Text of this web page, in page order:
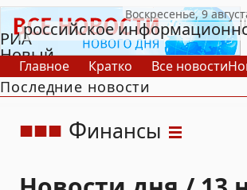
РИА
Новый
День
российское
Главное Кратко Все новости
В России
В мире
Последние новости
Финансы